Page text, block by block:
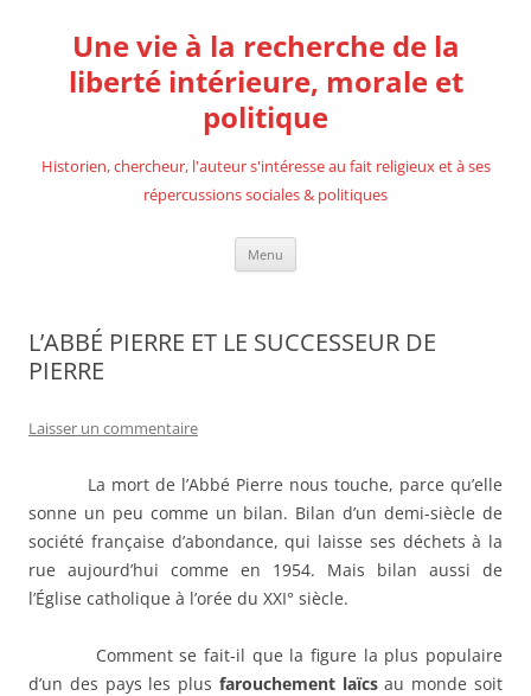
contenuUne vie à la recherche de la
liberté intérieure, morale et
politique
Historien, chercheur, l'auteur s'intéresse au fait religieux et à ses
répercussions sociales & politiques
Menu
L’ABBÉ PIERRE ET LE SUCCESSEUR DE
PIERRE
Laisser un commentaire
La mort de l’Abbé Pierre nous touche, parce qu’elle
sonne un peu comme un bilan. Bilan d’un demi-siècle de
société française d’abondance, qui laisse ses déchets à la
rue aujourd’hui comme en 1954. Mais bilan aussi de
l’Église catholique à l’orée du XXI° siècle.
Comment se fait-il que la figure la plus populaire
d’un des pays les plus farouchement laïcsau monde soit